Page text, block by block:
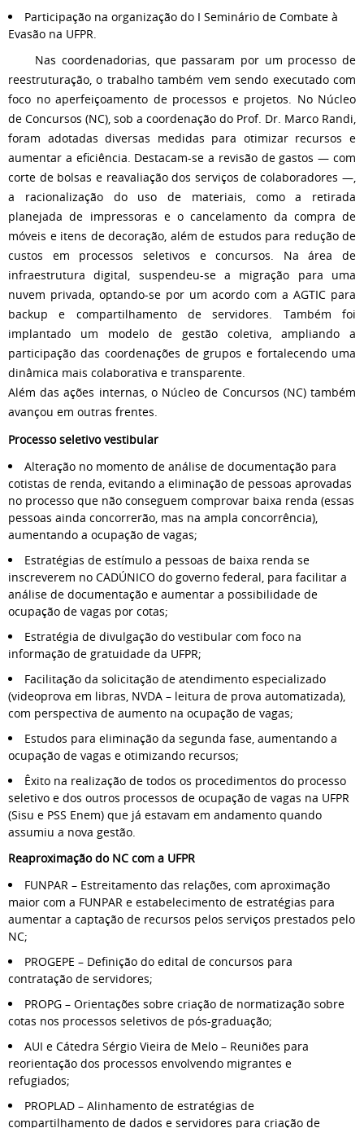
Participação na organização do I Seminário de Combate à
Evasão na UFPR.
Nas coordenadorias, que passaram por um processo de
reestruturação, o trabalho também vem sendo executado com
foco no aperfeiçoamento de processos e projetos. No Núcleo
de Concursos (NC), sob a coordenação do Prof. Dr. Marco Randi,
foram adotadas diversas medidas para otimizar recursos e
aumentar a eficiência. Destacam-se a revisão de gastos — com
corte de bolsas e reavaliação dos serviços de colaboradores —,
a racionalização do uso de materiais, como a retirada
planejada de impressoras e o cancelamento da compra de
móveis e itens de decoração, além de estudos para redução de
custos em processos seletivos e concursos. Na área de
infraestrutura digital, suspendeu-se a migração para uma
nuvem privada, optando-se por um acordo com a AGTIC para
backup e compartilhamento de servidores. Também foi
implantado um modelo de gestão coletiva, ampliando a
participação das coordenações de grupos e fortalecendo uma
dinâmica mais colaborativa e transparente.
Além das ações internas, o Núcleo de Concursos (NC) também
avançou em outras frentes.
Processo seletivo vestibular
Alteração no momento de análise de documentação para
cotistas de renda, evitando a eliminação de pessoas aprovadas
no processo que não conseguem comprovar baixa renda (essas
pessoas ainda concorrerão, mas na ampla concorrência),
aumentando a ocupação de vagas;
Estratégias de estímulo a pessoas de baixa renda se
inscreverem no CADÚNICO do governo federal, para facilitar a
análise de documentação e aumentar a possibilidade de
ocupação de vagas por cotas;
Estratégia de divulgação do vestibular com foco na
informação de gratuidade da UFPR;
Facilitação da solicitação de atendimento especializado
(videoprova em libras, NVDA – leitura de prova automatizada),
com perspectiva de aumento na ocupação de vagas;
Estudos para eliminação da segunda fase, aumentando a
ocupação de vagas e otimizando recursos;
Êxito na realização de todos os procedimentos do processo
seletivo e dos outros processos de ocupação de vagas na UFPR
(Sisu e PSS Enem) que já estavam em andamento quando
assumiu a nova gestão.
Reaproximação do NC com a UFPR
FUNPAR – Estreitamento das relações, com aproximação
maior com a FUNPAR e estabelecimento de estratégias para
aumentar a captação de recursos pelos serviços prestados pelo
NC;
PROGEPE – Definição do edital de concursos para
contratação de servidores;
PROPG – Orientações sobre criação de normatização sobre
cotas nos processos seletivos de pós-graduação;
AUI e Cátedra Sérgio Vieira de Melo – Reuniões para
reorientação dos processos envolvendo migrantes e
refugiados;
PROPLAD – Alinhamento de estratégias de
compartilhamento de dados e servidores para criação de